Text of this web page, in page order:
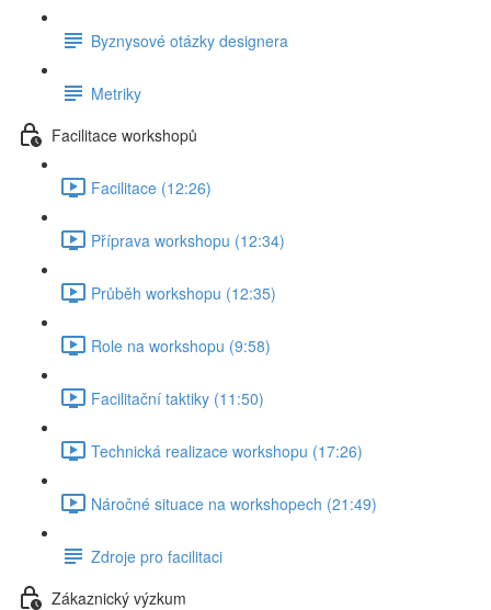
Byznysové otázky designera
Metriky
Facilitace workshopů
Facilitace (12:26)
Příprava workshopu (12:34)
Průběh workshopu (12:35)
Role na workshopu (9:58)
Facilitační taktiky (11:50)
Technická realizace workshopu (17:26)
Náročné situace na workshopech (21:49)
Zdroje pro facilitaci
Zákaznický výzkum